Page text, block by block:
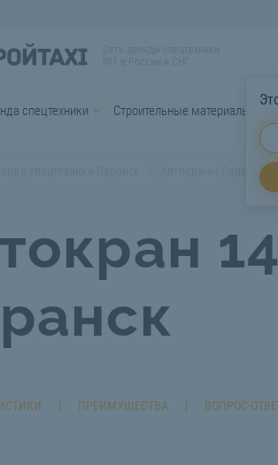
спецтехники Строительные материалы
Автокраны Саранск
ПРЕИМУЩЕСТВА ВОПРОС-